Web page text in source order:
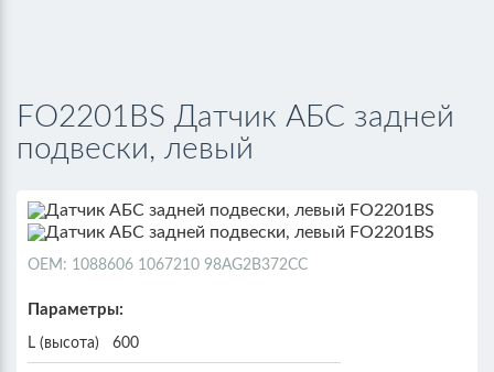
FO2201BS Датчик АБС задней
подвески, левый
ОЕМ: 1088606 1067210 98AG2B372CC
Параметры:
L (высота) 600